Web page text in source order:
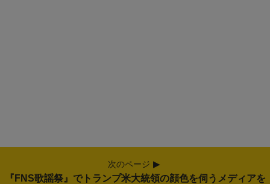
次のページ
『FNS歌謡祭』でトランプ米大統領の顔色を伺うメディアを